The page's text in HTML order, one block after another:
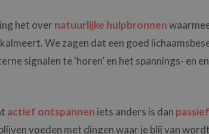
het over natuurlijke hulpbronnen
We zagen dat een goed
signalen te ‘horen’ en het spannings- en
actief ontspannen iets anders is dan
voeden met dingen waar je blij van